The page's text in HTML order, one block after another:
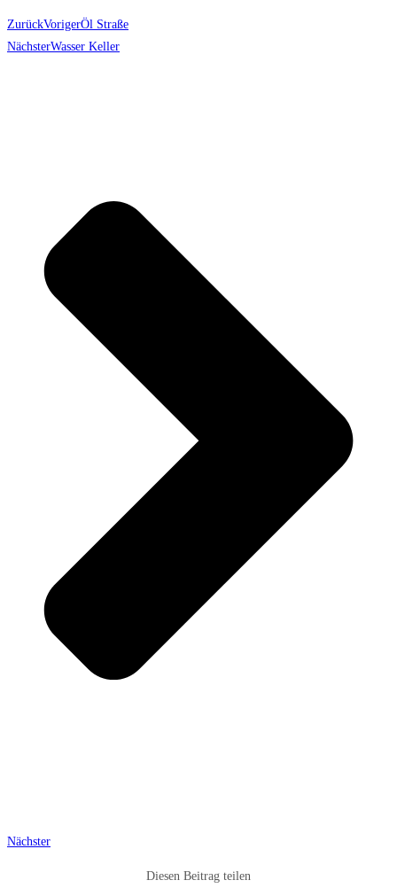
ZurückVorigerÖl Straße
NächsterWasser Keller
Nächster
Diesen Beitrag teilen